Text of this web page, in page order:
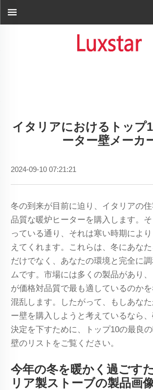
イタリアにおけるトップ
ーター壁メーカ
2024-09-10 07:21:21
冬の到来が目前に迫り、イタリアの
品質な暖炉ヒーターを購入します。
っている通り、それは寒い時期によ
えてくれます。これらは、冬にあな
だけでなく、あなたの環境と完全に
ムです。市場には多くの製品があり
が価格対品質で最も適しているのか
混乱します。したがって、もしあな
ー壁を購入しようと考えているなら
決定を下すために、トップ10の最良
壁のリストをご覧ください。
今年の冬を暖かく過ごす
リア製ストーブの製品画像